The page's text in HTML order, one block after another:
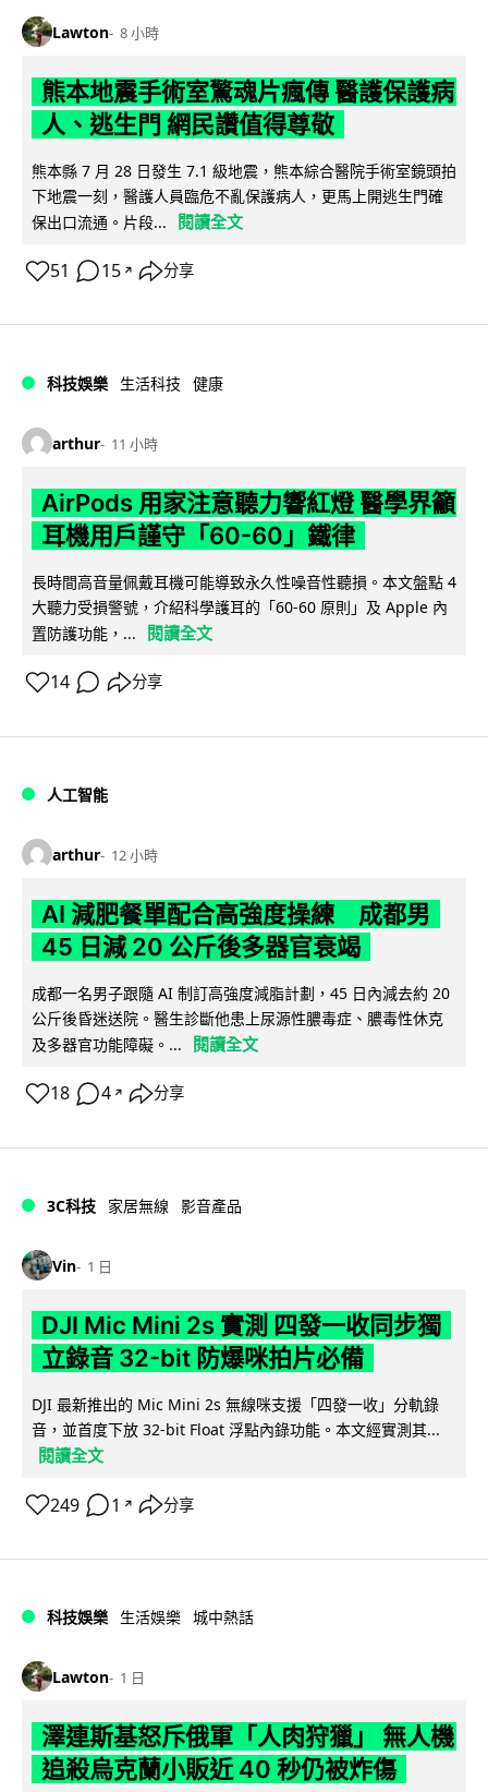
Lawton 8 小時
熊本地震手術室驚魂片瘋傳 醫護保護病
人、逃生門 網民讚值得尊敬
熊本縣 7 月 28 日發生 7.1 級地震，熊本綜合醫院手術室鏡頭拍
下地震一刻，醫護人員臨危不亂保護病人，更馬上開逃生門確
保出口流通。片段...
閱讀全文
51 15 ↗ 分享
科技娛樂 生活科技 健康
arthur 11 小時
AirPods 用家注意聽力響紅燈 醫學界籲
耳機用戶謹守「60-60」鐵律
長時間高音量佩戴耳機可能導致永久性噪音性聽損。本文盤點 4
大聽力受損警號，介紹科學護耳的「60-60 原則」及 Apple 內
置防護功能，...
閱讀全文
14 分享
人工智能
arthur 12 小時
AI 減肥餐單配合高強度操練 成都男
45 日減 20 公斤後多器官衰竭
成都一名男子跟隨 AI 制訂高強度減脂計劃，45 日內減去約 20
公斤後昏迷送院。醫生診斷他患上尿源性膿毒症、膿毒性休克
及多器官功能障礙。...
閱讀全文
18 4 ↗ 分享
3C科技 家居無線 影音產品
Vin 1 日
DJI Mic Mini 2s 實測 四發一收同步獨
立錄音 32-bit 防爆咪拍片必備
DJI 最新推出的 Mic Mini 2s 無線咪支援「四發一收」分軌錄
音，並首度下放 32-bit Float 浮點內錄功能。本文經實測其...
閱讀全文
249 1 ↗ 分享
科技娛樂 生活娛樂 城中熱話
Lawton 1 日
澤連斯基怒斥俄軍「人肉狩獵」 無人機
追殺烏克蘭小販近 40 秒仍被炸傷